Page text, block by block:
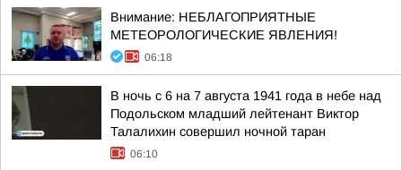
Внимание: НЕБЛАГОПРИЯТНЫЕ
МЕТЕОРОЛОГИЧЕСКИЕ ЯВЛЕНИЯ!
06:18
В ночь с 6 на 7 августа 1941 года в небе над
Подольском младший лейтенант Виктор
Талалихин совершил ночной таран
06:10